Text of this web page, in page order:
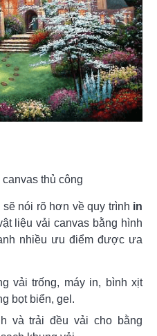
thủ công
nói rõ hơn về quy trình in
liệu vải canvas bằng hình
nhiều ưu điểm được ưa
vải trống, máy in, bình xịt
bọt biển, gel.
và trải đều vải cho bằng